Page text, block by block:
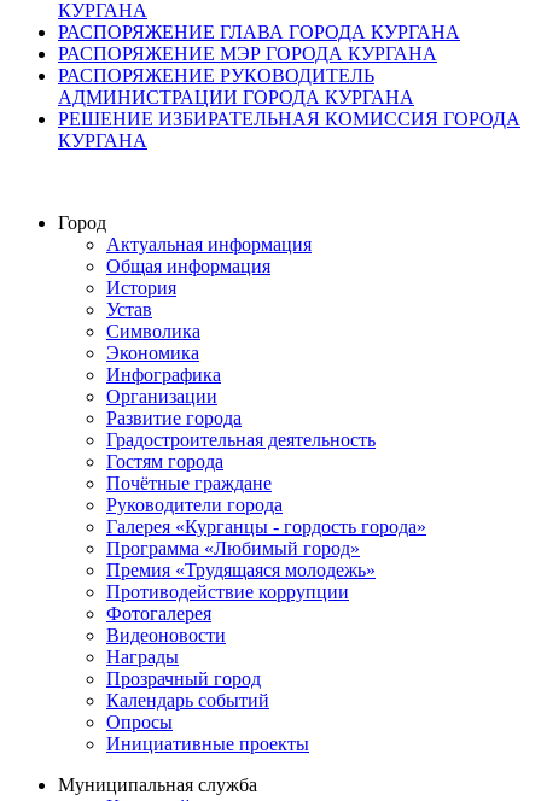
КУРГАНА
РАСПОРЯЖЕНИЕ ГЛАВА ГОРОДА КУРГАНА
РАСПОРЯЖЕНИЕ МЭР ГОРОДА КУРГАНА
РАСПОРЯЖЕНИЕ РУКОВОДИТЕЛЬ
АДМИНИСТРАЦИИ ГОРОДА КУРГАНА
РЕШЕНИЕ ИЗБИРАТЕЛЬНАЯ КОМИССИЯ ГОРОДА
КУРГАНА
Город
Актуальная информация
Общая информация
История
Устав
Символика
Экономика
Инфографика
Организации
Развитие города
Градостроительная деятельность
Гостям города
Почётные граждане
Руководители города
Галерея «Курганцы - гордость города»
Программа «Любимый город»
Премия «Трудящаяся молодежь»
Противодействие коррупции
Фотогалерея
Видеоновости
Награды
Прозрачный город
Календарь событий
Опросы
Инициативные проекты
Муниципальная служба